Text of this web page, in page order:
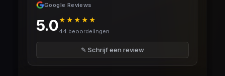
Google Reviews
5.0★★★★★
44 beoordelingen
✎ Schrijf een review